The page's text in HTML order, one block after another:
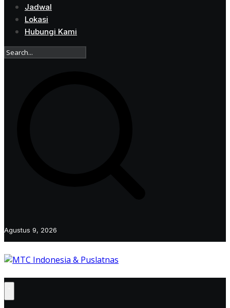
Jadwal
Lokasi
Hubungi Kami
Agustus 9, 2026